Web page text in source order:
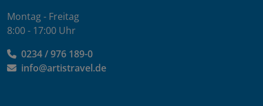
Montag - Freitag
8:00 - 17:00 Uhr
0234 / 976 189-0
info@artistravel.de